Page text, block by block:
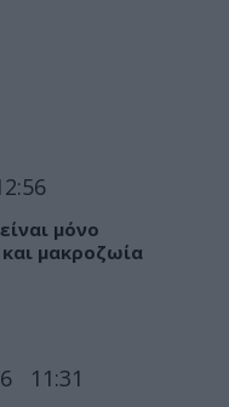
μόνο
μακροζωία
11:31